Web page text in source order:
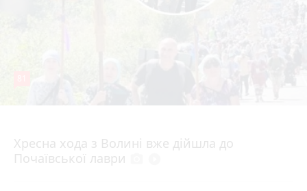
Хресна хода з Волині вже дійшла до
Почаївської лаври